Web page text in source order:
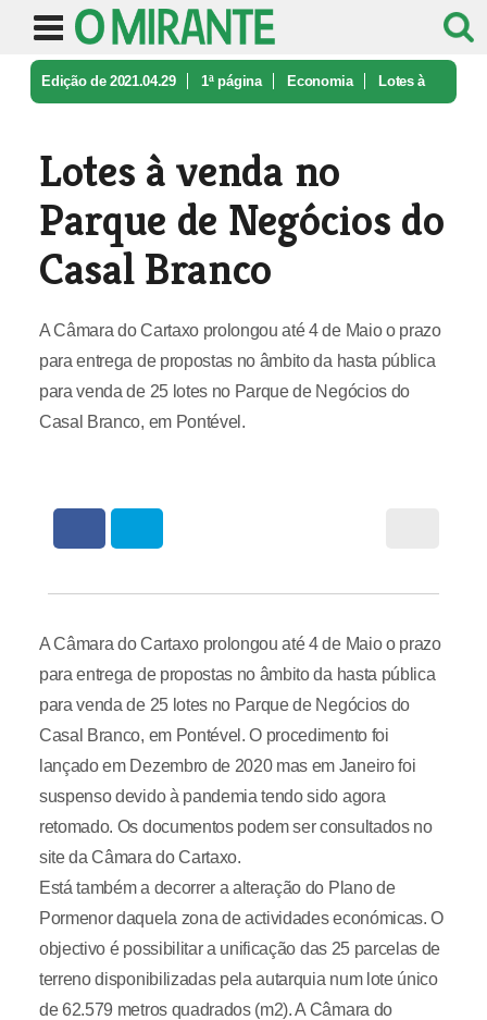
Edição de 2021.04.29 1ª página Economia Lotes à
Lotes à venda no
Parque de Negócios do
Casal Branco
A Câmara do Cartaxo prolongou até 4 de Maio o prazo
para entrega de propostas no âmbito da hasta pública
para venda de 25 lotes no Parque de Negócios do
Casal Branco, em Pontével.
A Câmara do Cartaxo prolongou até 4 de Maio o prazo
para entrega de propostas no âmbito da hasta pública
para venda de 25 lotes no Parque de Negócios do
Casal Branco, em Pontével. O procedimento foi
lançado em Dezembro de 2020 mas em Janeiro foi
suspenso devido à pandemia tendo sido agora
retomado. Os documentos podem ser consultados no
site da Câmara do Cartaxo.
Está também a decorrer a alteração do Plano de
Pormenor daquela zona de actividades económicas. O
objectivo é possibilitar a unificação das 25 parcelas de
terreno disponibilizadas pela autarquia num lote único
de 62.579 metros quadrados (m2). A Câmara do